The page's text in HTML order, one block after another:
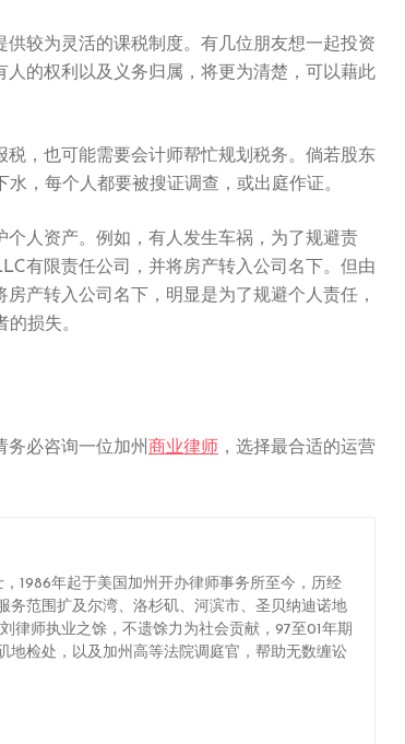
供较为灵活的课税制度。有几位朋友想一起投资
人的权利以及义务归属，将更为清楚， 可以藉此
， 也可能需要会计师帮忙规划税务。倘若股东
，每个人都要被搜证调查， 或出庭作证。
人资产。 例如，有人发生车祸，为了规避责
有限责任公司，并将房产转入公司名下。 但由
房产转入公司名下，明显是为了规避个人责任，
损失。
务必咨询一位加州 商业律师 ， 选择最合适的运营
1986年起于美国加州开办律师事务所至今，历经
务范围扩及尔湾、洛杉矶、河滨市、圣贝纳迪诺地
律师执业之馀，不遗馀力为社会贡献，97至01年期
地检处，以及加州高等法院调庭官，帮助无数缠讼